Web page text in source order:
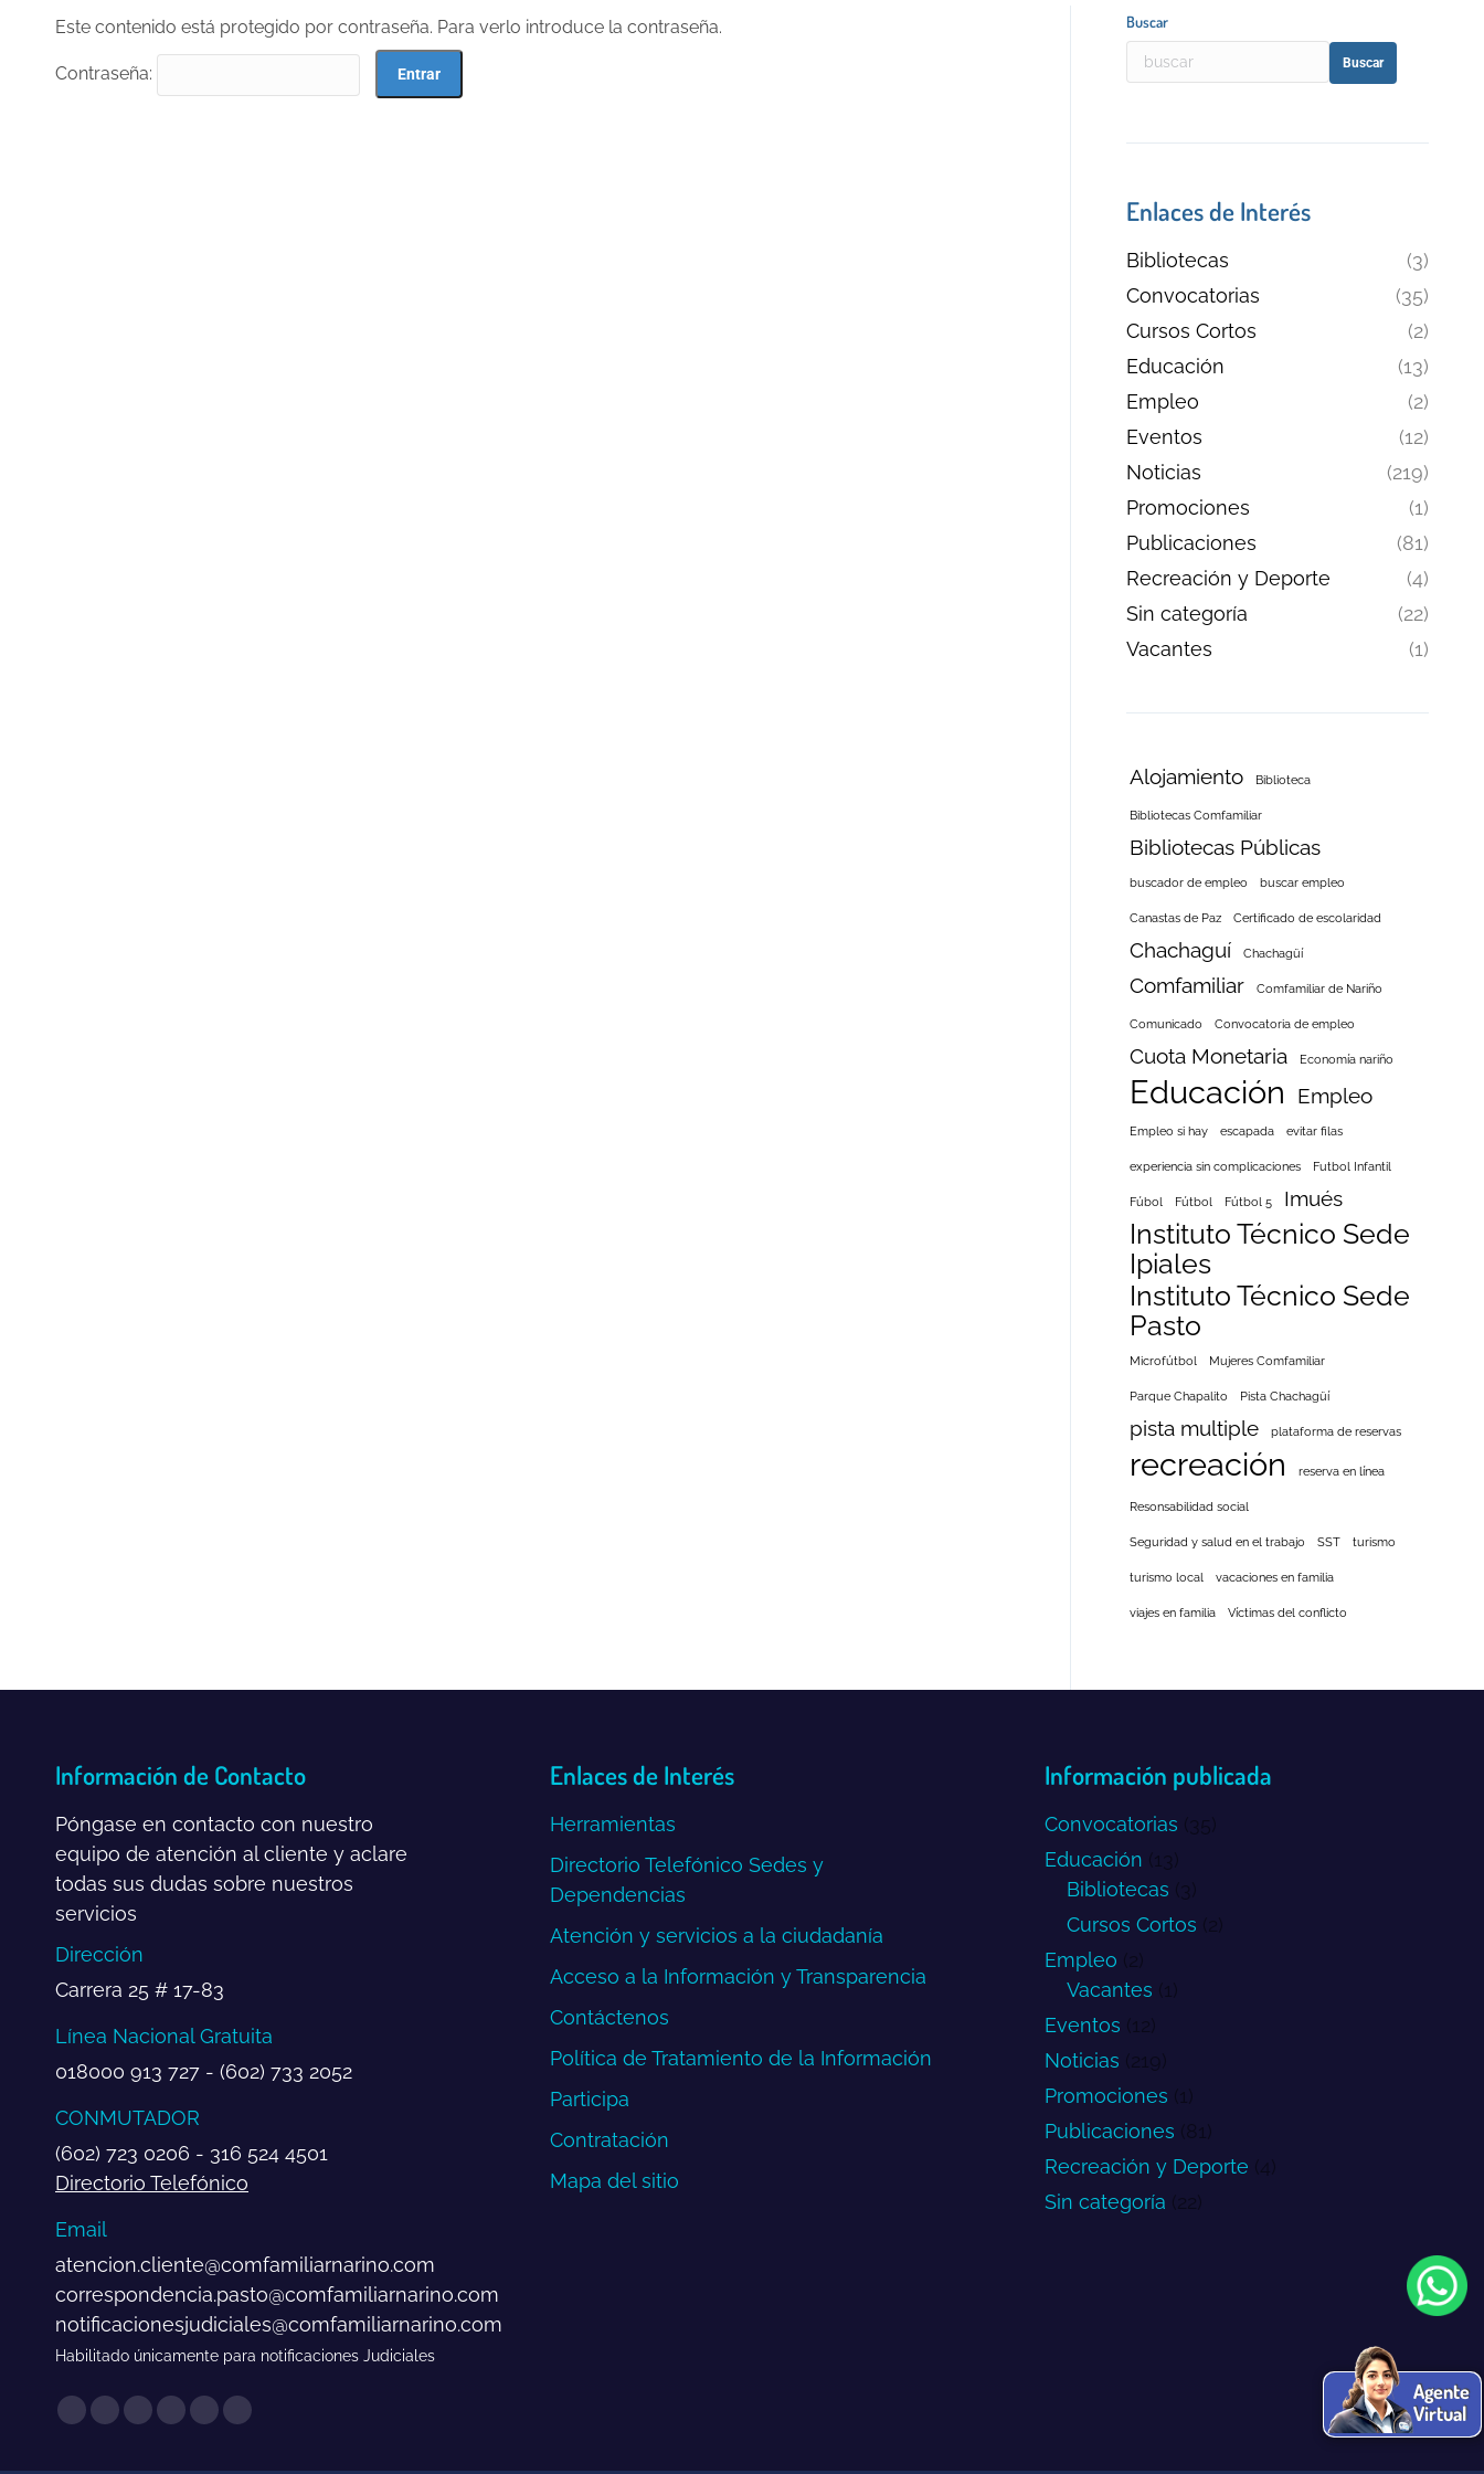
Este contenido está protegido por contraseña. Para verlo introduce la contraseña.
Contraseña:
Buscar
Buscar
Enlaces de Interés
Bibliotecas
(3)
Convocatorias
(35)
Cursos Cortos
(2)
Educación
(13)
Empleo
(2)
Eventos
(12)
Noticias
(219)
Promociones
(1)
Publicaciones
(81)
Recreación y Deporte
(4)
Sin categoría
(22)
Vacantes
(1)
Alojamiento Biblioteca
Bibliotecas Comfamiliar
Bibliotecas Públicas
buscador de empleo buscar empleo
Canastas de Paz Certificado de escolaridad
Chachaguí Chachagüí
Comfamiliar Comfamiliar de Nariño
Comunicado Convocatoria de empleo
Cuota Monetaria Economía nariño
Educación Empleo
Empleo si hay escapada evitar filas
experiencia sin complicaciones Futbol Infantil
Fúbol Fútbol Fútbol 5 Imués
Instituto Técnico Sede
Ipiales
Instituto Técnico Sede
Pasto
Microfútbol Mujeres Comfamiliar
Parque Chapalito Pista Chachagüí
pista multiple plataforma de reservas
recreación reserva en línea
Resonsabilidad social
Seguridad y salud en el trabajo SST turismo
turismo local vacaciones en familia
viajes en familia Víctimas del conflicto
Información de Contacto
Póngase en contacto con nuestro
equipo de atención al cliente y aclare
todas sus dudas sobre nuestros
servicios
Dirección
Carrera 25 # 17-83
Línea Nacional Gratuita
018000 913 727 - (602) 733 2052
CONMUTADOR
(602) 723 0206 - 316 524 4501
Directorio Telefónico
Email
atencion.cliente@comfamiliarnarino.com
correspondencia.pasto@comfamiliarnarino.com
notificacionesjudiciales@comfamiliarnarino.com
Habilitado únicamente para notificaciones Judiciales
Encuéntranos en:
Facebook
TwitterYouTube
Instagram
MailSitio
Enlaces de Interés
Herramientas
Directorio Telefónico Sedes y
Dependencias
Atención y servicios a la ciudadanía
Acceso a la Información y Transparencia
Contáctenos
Política de Tratamiento de la Información
Participa
Contratación
Mapa del sitio
Información publicada
Convocatorias (35)
Educación (13)
Bibliotecas (3)
Cursos Cortos (2)
Empleo (2)
Vacantes (1)
Eventos (12)
Noticias (219)
Promociones (1)
Publicaciones (81)
Recreación y Deporte (4)
Sin categoría (22)
Agente
Virtual